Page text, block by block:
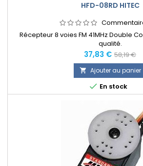
HFD-08RD HITEC
Récepteur 8 voies FM 41MHz Double
qualité.
Prix
37,83 € Prix
normal
58,19 €
 Ajouter au panier
 En stock